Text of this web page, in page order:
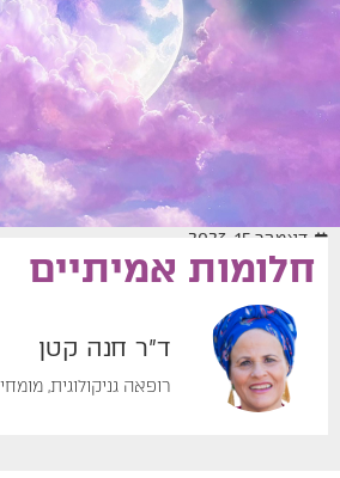
דצמבר 15, 2023
חלומות אמיתיים
ד"ר חנה קטן
רופאה גניקולוגית,